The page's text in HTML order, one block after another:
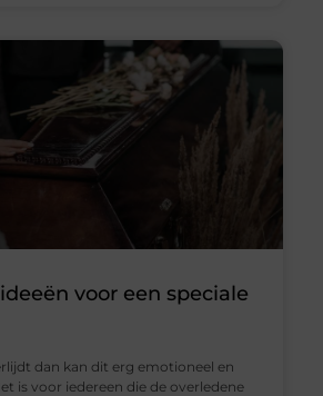
voor een speciale
dan kan dit erg emotioneel en
is voor iedereen die de overledene